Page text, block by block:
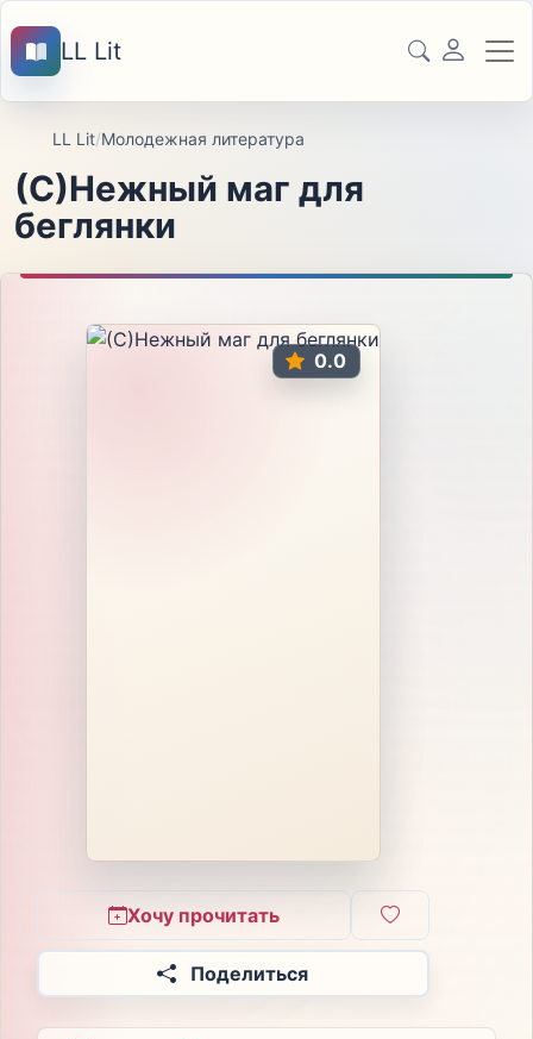
LL Lit
LL Lit/Молодежная литература
(С)Нежный маг для
беглянки
0.0
Хочу прочитать
Поделиться